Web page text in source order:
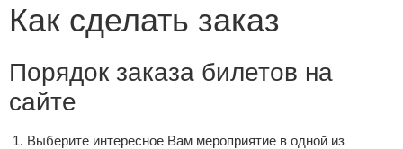
Как сделать заказ
Порядок заказа билетов на
сайте
Выберите интересное Вам мероприятие в одной из